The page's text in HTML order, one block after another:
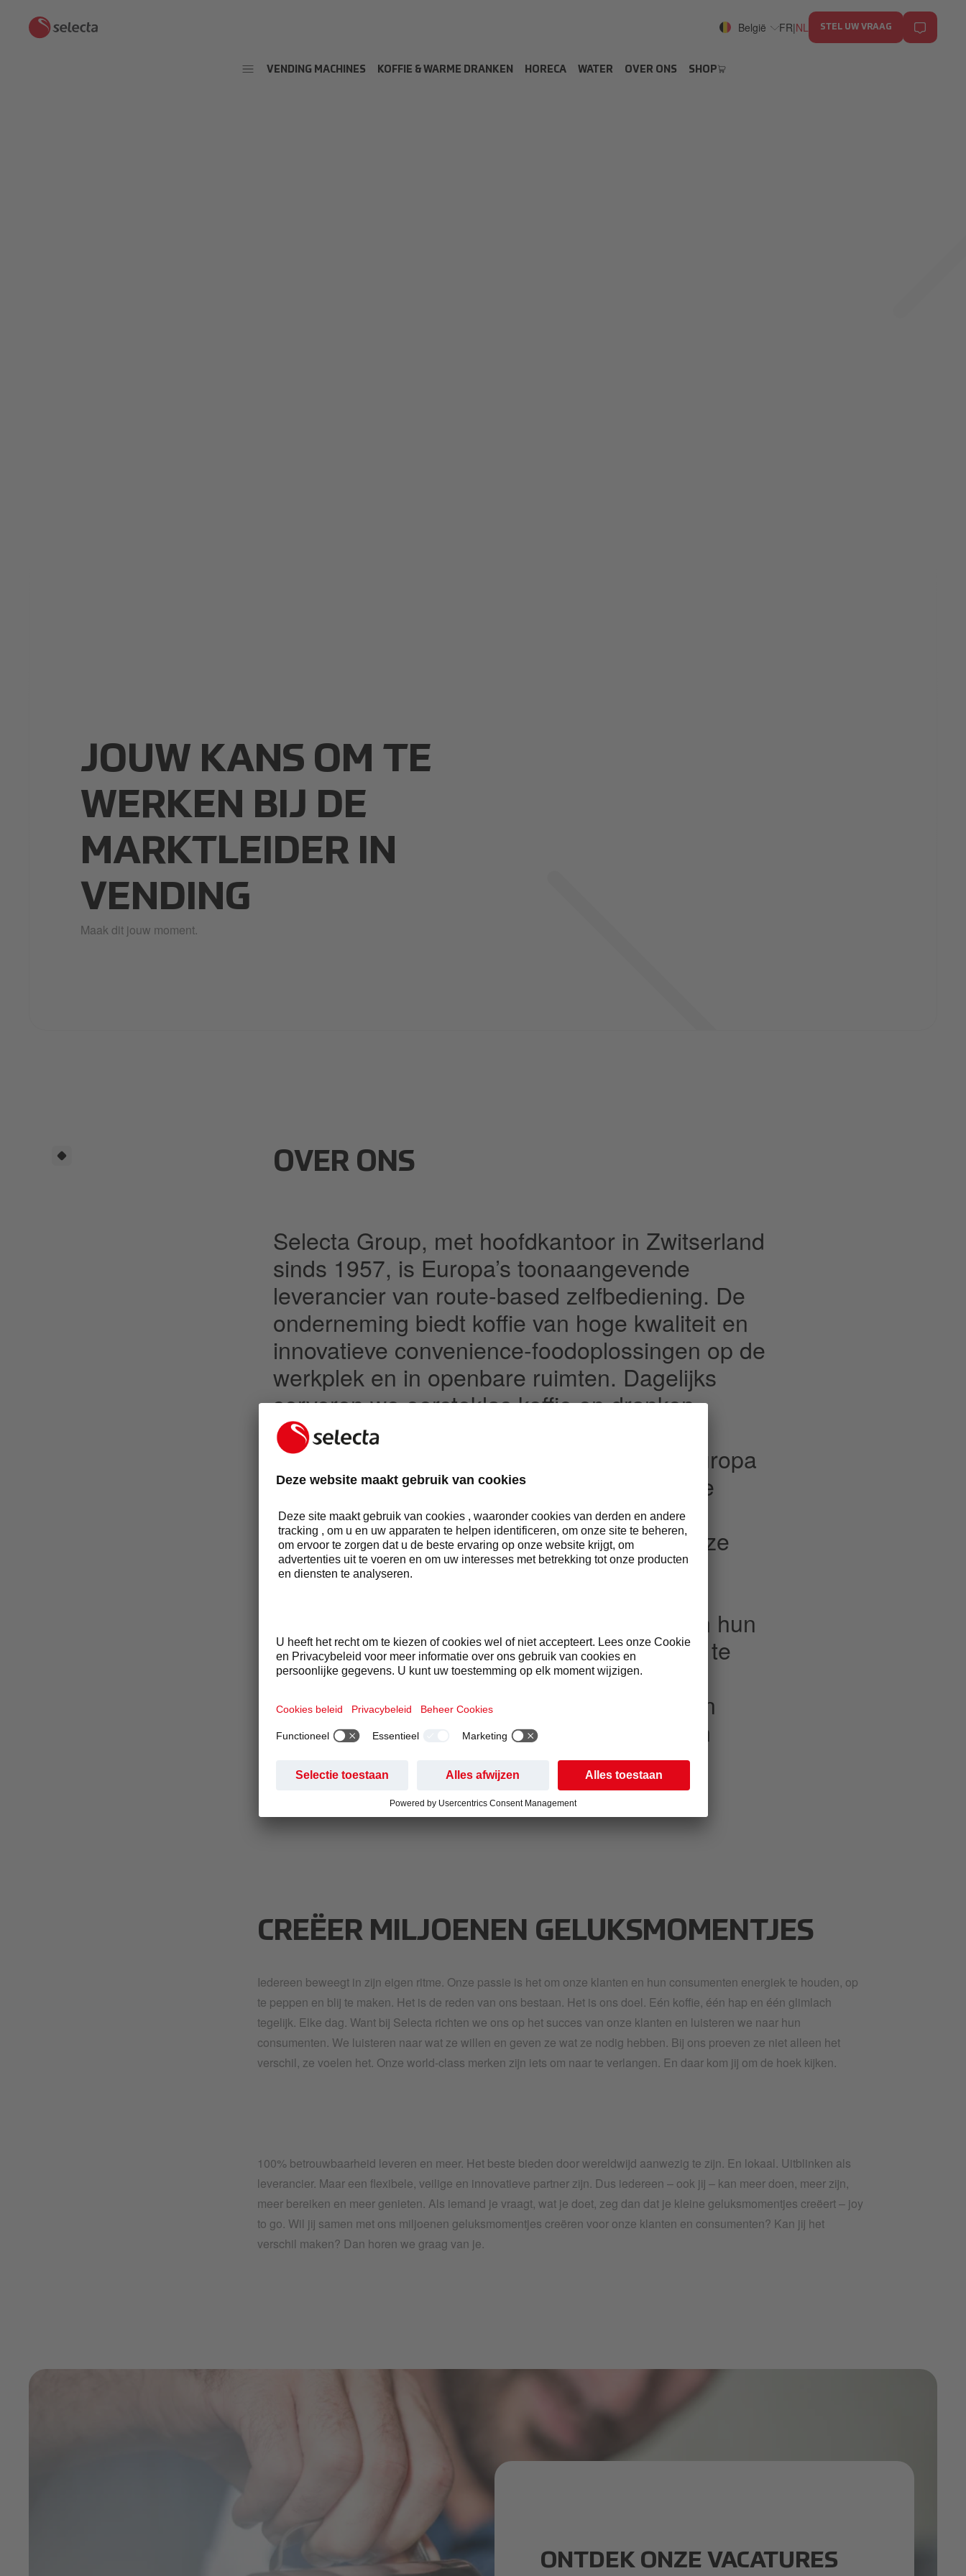
België FR|NL STEL UW VRAAG
VENDING MACHINES KOFFIE & WARME DRANKEN HORECA WATER OVER ONS SHOP
JOUW KANS OM TE
WERKEN BIJ DE
MARKTLEIDER IN
VENDING
Maak dit jouw moment.
OVER ONS
Selecta Group, met hoofdkantoor in Zwitserland
sinds 1957, is Europa’s toonaangevende
leverancier van route-based zelfbediening. De
onderneming biedt koffie van hoge kwaliteit en
innovatieve convenience-foodoplossingen op de
werkplek en in openbare ruimten. Dagelijks
serveren we eersteklas koffie en dranken,
snacks en verse maaltijden aan meer dan
10 miljoen mensen in 16 landen in heel Europa
via vendingdiensten en -oplossingen in alle
bedrijfssectoren. Onze jaaromzet van
€ 1,4 miljard hebben we te danken aan onze
ca. 6.000 vakbekwame, toegewijde en
zetten zich elke dag in om onze klanten en hun
consumenten miljoenen geluksmomentjes te
bezorgen. Duurzaamheid is een integraal
onderdeel van de manier waarop we zaken
doen, gericht op de belangrijkste gebieden
waarop we een positieve bijdrage kunnen
leveren.
CREËER MILJOENEN GELUKSMOMENTJES
Iedereen beweegt in zijn eigen ritme. Onze passie is het om onze klanten en hun consumenten energiek te houden, op
te peppen en blij te maken. Het is de reden van ons bestaan. Het is ons doel. Eén koffie, één hap en één glimlach
tegelijk. Elke dag. Want bij Selecta richten we ons op het succes van onze klanten en luisteren we naar hun
consumenten. We luisteren naar wat ze willen en geven ze wat ze nodig hebben. Bij ons proeven ze niet alleen het
verschil, ze voelen het. Onze world-class merken zijn iets om naar te verlangen. En daar kom jij om de hoek kijken.
100% betrouwbaarheid leveren en meer. Het beste bieden door wereldwijd aanwezig te zijn. En lokaal. Uitblinken als
leverancier. Maar een flexibele, veilige en innovatieve partner zijn. Dus iedereen – ook jij – kan meer doen, meer zijn,
meer bereiken en meer genieten. Als iemand je vraagt, wat je doet, zeg dan dat je kleine geluksmomentjes creëert – joy
to go. Wil jij samen met ons miljoenen geluksmomentjes creëren voor onze klanten en consumenten? Kan jij het
verschil maken? Dan horen we graag van je.
ONTDEK ONZE VACATURES